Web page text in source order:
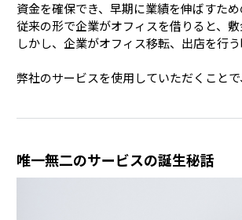
資金を確保でき、早期に業績を伸ばすため
従来の形で企業がオフィスを借りると、
しかし、企業がオフィス移転、出店を行
弊社のサービスを使用していただくこと
唯一無二のサービスの誕生秘話